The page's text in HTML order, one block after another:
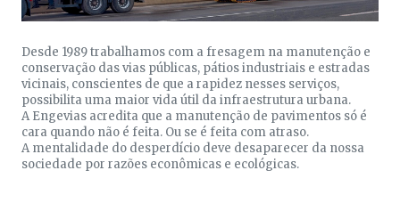
Desde 1989 trabalhamos com a fresagem na manutenção e
conservação das vias públicas, pátios industriais e estradas
vicinais, conscientes de que a rapidez nesses serviços,
possibilita uma maior vida útil da infraestrutura urbana.
A Engevias acredita que a manutenção de pavimentos só é
cara quando não é feita. Ou se é feita com atraso.
A mentalidade do desperdício deve desaparecer da nossa
sociedade por razões econômicas e ecológicas.